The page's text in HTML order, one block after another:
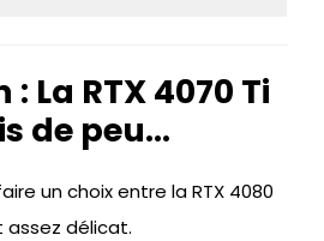
La RTX 4070 Ti
de peu…
un choix entre la RTX 4080
assez délicat.